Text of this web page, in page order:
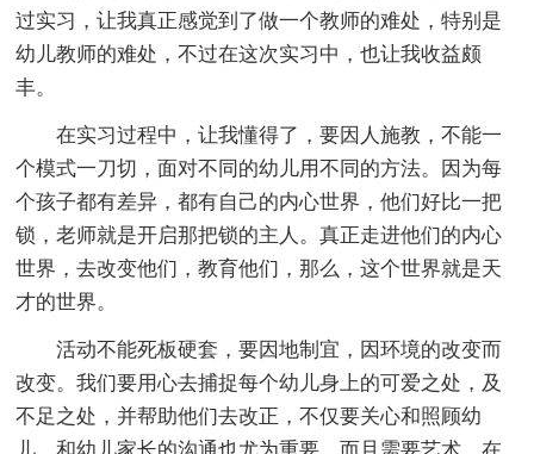
过实习，让我真正感觉到了做一个教师的难处，特别是
幼儿教师的难处，不过在这次实习中，也让我收益颇
丰。
在实习过程中，让我懂得了，要因人施教，不能一
个模式一刀切，面对不同的幼儿用不同的方法。因为每
个孩子都有差异，都有自己的内心世界，他们好比一把
锁，老师就是开启那把锁的主人。真正走进他们的内心
世界，去改变他们，教育他们，那么，这个世界就是天
才的世界。
活动不能死板硬套，要因地制宜，因环境的改变而
改变。我们要用心去捕捉每个幼儿身上的可爱之处，及
不足之处，并帮助他们去改正，不仅要关心和照顾幼